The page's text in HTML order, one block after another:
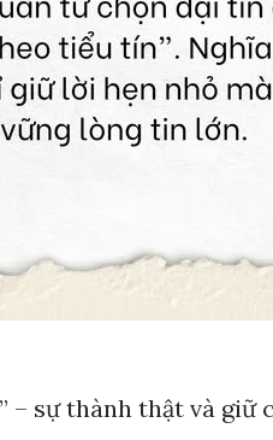
– sự thành thật và giữ